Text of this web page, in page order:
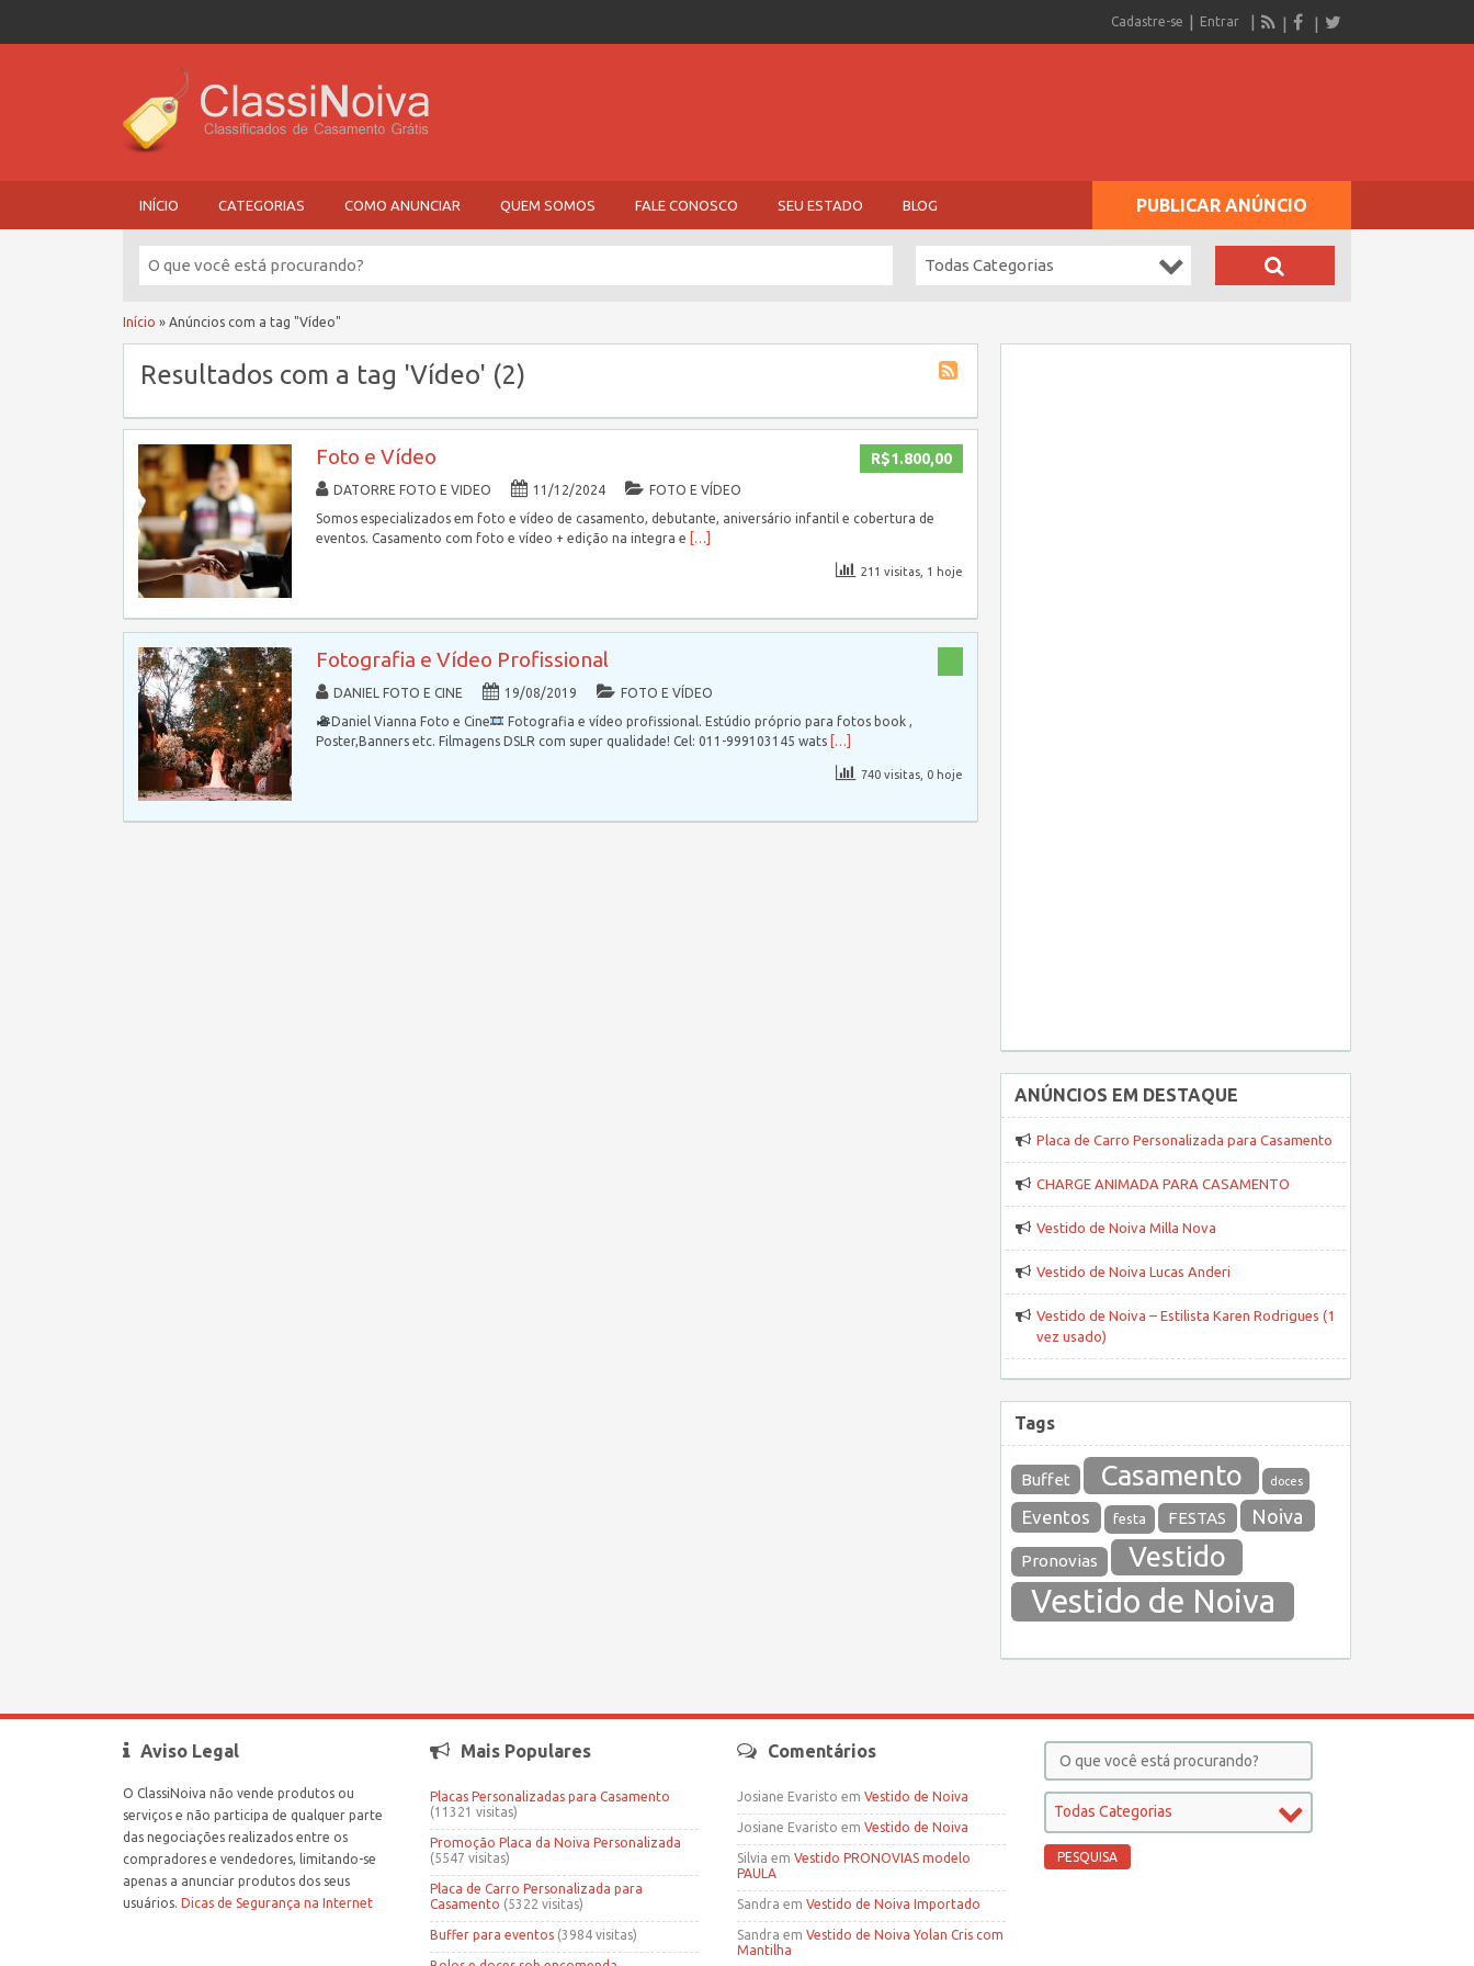
Cadastre-se Entrar
INÍCIO CATEGORIAS COMO ANUNCIAR QUEM SOMOS FALE CONOSCO SEU ESTADO BLOG PUBLICAR ANÚNCIO
Todas Categorias
Início » Anúncios com a tag "Vídeo"
Resultados com a tag 'Vídeo' (2)
R$1.800,00
Foto e Vídeo
DATORRE FOTO E VIDEO 11/12/2024
FOTO E VÍDEO
Somos especializados em foto e vídeo de casamento, debutante, aniversário infantil e cobertura de
eventos. Casamento com foto e vídeo + edição na integra e […]
211 visitas, 1 hoje
Fotografia e Vídeo Profissional
DANIEL FOTO E CINE 19/08/2019
FOTO E VÍDEO
Daniel Vianna Foto e Cine
Fotografia e vídeo profissional. Estúdio próprio para fotos book ,
Poster,Banners etc. Filmagens DSLR com super qualidade! Cel: 011-999103145 wats […]
740 visitas, 0 hoje
ANÚNCIOS EM DESTAQUE
Placa de Carro Personalizada para Casamento
CHARGE ANIMADA PARA CASAMENTO
Vestido de Noiva Milla Nova
Vestido de Noiva Lucas Anderi
Vestido de Noiva – Estilista Karen Rodrigues (1
vez usado)
Tags
Buffet Casamento doces
Eventos festa FESTAS Noiva
Pronovias Vestido
Vestido de Noiva
Aviso Legal
O ClassiNoiva não vende produtos ou
serviços e não participa de qualquer parte
das negociações realizados entre os
compradores e vendedores, limitando-se
apenas a anunciar produtos dos seus
usuários. Dicas de Segurança na Internet
Mais Populares
Placas Personalizadas para Casamento
(11321 visitas)
Promoção Placa da Noiva Personalizada
(5547 visitas)
Placa de Carro Personalizada para
Casamento (5322 visitas)
Buffer para eventos (3984 visitas)
Comentários
Josiane Evaristo em Vestido de Noiva
Josiane Evaristo em Vestido de Noiva
Silvia em Vestido PRONOVIAS modelo
PAULA
Sandra em Vestido de Noiva Importado
Sandra em Vestido de Noiva Yolan Cris com
Mantilha
Todas Categorias